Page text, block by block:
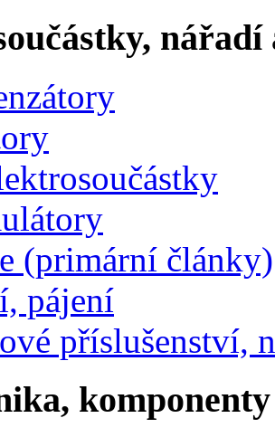
nářadí
(primární články)
pájení
příslušenství,
komponenty